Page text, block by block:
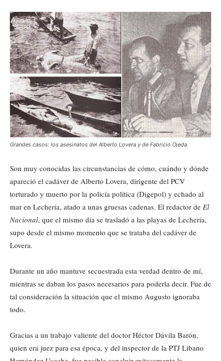
Grandes casos: los asesinatos del Alberto Lovera y de Fabricio Ojeda.
Son muy conocidas las circunstancias de cómo, cuándo y dónde
apareció el cadáver de Alberto Lovera, dirigente del PCV
torturado y muerto por la policía política (Digepol) y echado al
mar en Lechería, atado a unas gruesas cadenas. El redactor de El
Nacional, que el mismo día se trasladó a las playas de Lechería,
supo desde el mismo momento que se trataba del cadáver de
Lovera.
Durante un año mantuve secuestrada esta verdad dentro de mí,
mientras se daban los pasos necesarios para poderla decir. Fue de
tal consideración la situación que el mismo Augusto ignoraba
todo.
Gracias a un trabajo valiente del doctor Héctor Dávila Barón,
quien era juez para esa época, y del inspector de la PTJ Libano